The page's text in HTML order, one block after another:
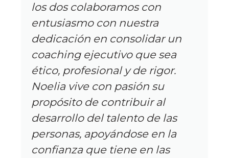
understanding in her
with her clients. She has
ability to see complex
challenges, as well as the
personal circumstances
the lives of her clients,
them to make the
they feel necessary to
their goals. Noelia is the
consummate